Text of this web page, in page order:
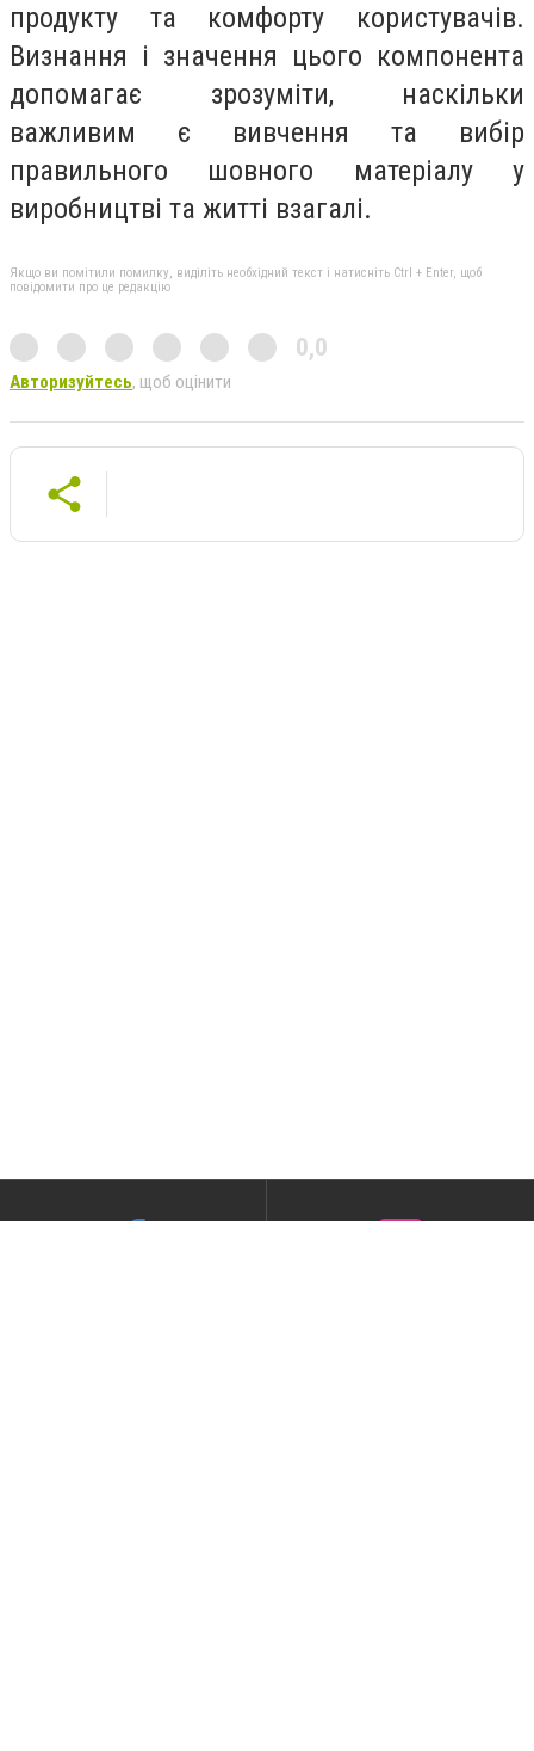
продукту та комфорту користувачів.
Визнання і значення цього компонента
допомагає зрозуміти, наскільки
важливим є вивчення та вибір
правильного шовного матеріалу у
виробництві та житті взагалі.
Якщо ви помітили помилку, виділіть необхідний текст і натисніть Ctrl + Enter, щоб
повідомити про це редакцію
0,0
Авторизуйтесь, щоб оцінити